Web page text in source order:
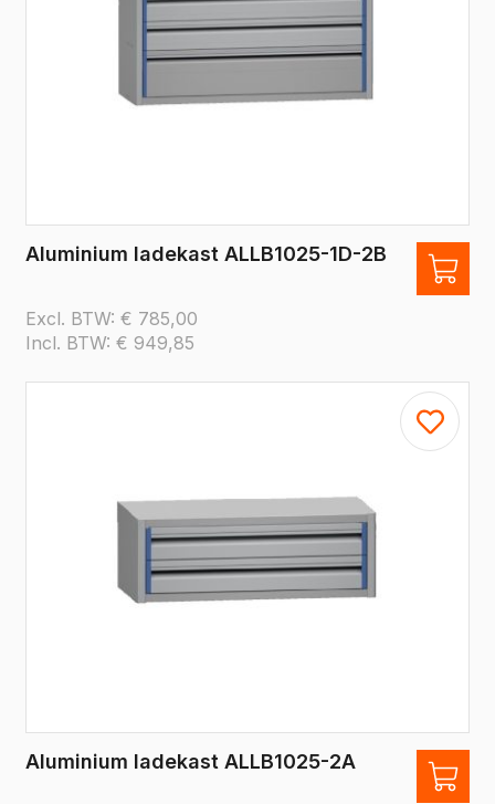
Aluminium ladekast ALLB1025-1D-2B
Excl. BTW: € 785,00
Incl. BTW: € 949,85
Aluminium ladekast ALLB1025-2A